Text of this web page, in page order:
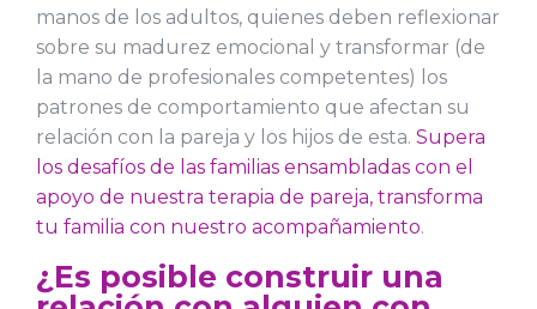
manos de los adultos, quienes deben reflexionar
sobre su madurez emocional y transformar (de
la mano de profesionales competentes) los
patrones de comportamiento que afectan su
relación con la pareja y los hijos de esta. Supera
los desafíos de las familias ensambladas con el
apoyo de nuestra terapia de pareja, transforma
tu familia con nuestro acompañamiento.
¿Es posible construir una